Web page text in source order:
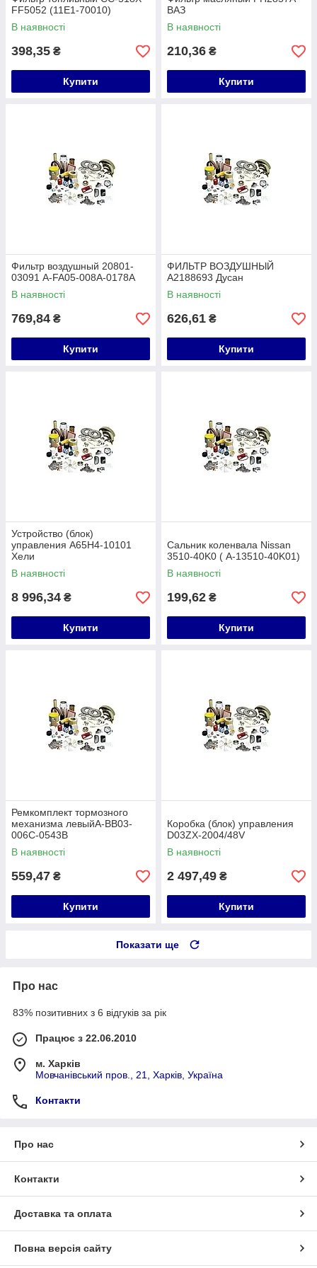
FF5052 (11E1-70010)
В наявності
398,35 ₴
Купити
ВАЗ
В наявності
210,36 ₴
Купити
Фильтр воздушный 20801-
03091 A-FA05-008A-0178A
В наявності
769,84 ₴
Купити
ФИЛЬТР ВОЗДУШНЫЙ
A2188693 Дусан
В наявності
626,61 ₴
Купити
Устройство (блок)
управления A65H4-10101
Хели
В наявності
8 996,34 ₴
Купити
Сальник коленвала Nissan
3510-40K0 ( A-13510-40K01)
В наявності
199,62 ₴
Купити
Ремкомплект тормозного
механизма левыйA-BB03-
006C-0543B
В наявності
559,47 ₴
Купити
Коробка (блок) управления
D03ZX-2004/48V
В наявності
2 497,49 ₴
Купити
Показати ще
Про нас
83% позитивних з 6 відгуків за рік
Працює з 22.06.2010
м. Харків
Мовчанівський пров., 21, Харків, Україна
Контакти
Про нас
Контакти
Доставка та оплата
Повна версія сайту